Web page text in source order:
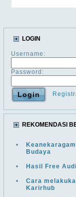
LOGIN
Username:
Password:
REKOMENDASI
•
Budaya
• Hasil Free
•
Cara
Karirhub